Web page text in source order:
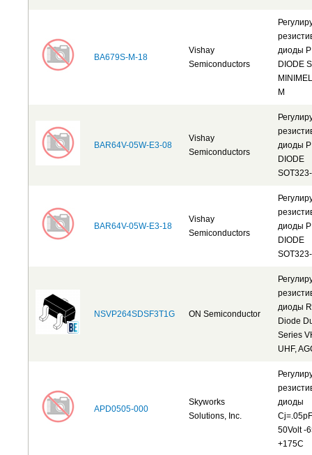
BA679S-M-18
Vishay
Semiconductors
диоды
DIODE
M
BAR64V-05W-E3-08
Vishay
Semiconductors
диоды
DIODE
BAR64V-05W-E3-18
Vishay
Semiconductors
диоды
DIODE
NSVP264SDSF3T1G ON Semiconductor
диоды
Diode
Series
UHF,
APD0505-000
Skyworks
Solutions, Inc.
диоды
Cj=.05pF
50Volt -
+175C